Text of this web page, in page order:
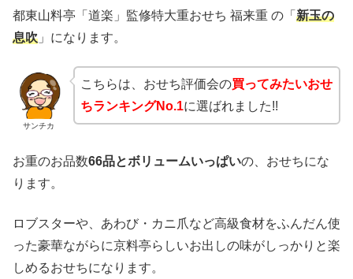
都東山料亭「道楽」監修特大重おせち 福来重 の「 新玉の
息吹 」になります。
サンチカ
こちらは、おせち評価会の買ってみたいおせ
ちランキングNo.1に選ばれました!!
お重のお品数66品とボリュームいっぱいの、おせちにな
ります。
ロブスターや、あわび・カニ爪など高級食材をふんだん使
った豪華ながらに京料亭らしいお出しの味がしっかりと楽
しめるおせちになります。